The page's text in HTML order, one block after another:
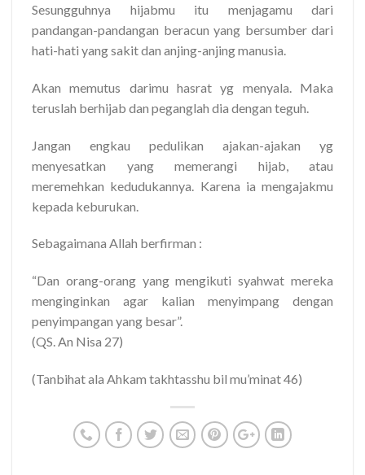
Sesungguhnya hijabmu itu menjagamu dari
pandangan-pandangan beracun yang bersumber dari
hati-hati yang sakit dan anjing-anjing manusia.
Akan memutus darimu hasrat yg menyala. Maka
teruslah berhijab dan peganglah dia dengan teguh.
Jangan engkau pedulikan ajakan-ajakan yg
menyesatkan yang memerangi hijab, atau
meremehkan kedudukannya. Karena ia mengajakmu
kepada keburukan.
Sebagaimana Allah berfirman :
“Dan orang-orang yang mengikuti syahwat mereka
menginginkan agar kalian menyimpang dengan
penyimpangan yang besar”.
(QS. An Nisa 27)
(Tanbihat ala Ahkam takhtasshu bil mu’minat 46)